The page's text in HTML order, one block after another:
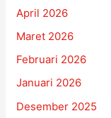
April 2026
Maret 2026
Februari 2026
Januari 2026
Desember 2025